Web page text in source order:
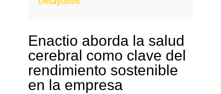
Enactio aborda la salud
cerebral como clave del
rendimiento sostenible
en la empresa